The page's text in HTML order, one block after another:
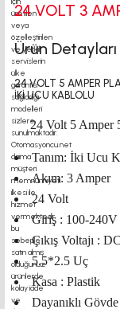
24 VOLT 3
Ürün Detayları
24 VOLT 5 AMPER
İKİ UCU KABLOLU
24 Volt 5 Amper
Tanım: İki Ucu
Akım: 3 Amper
24 Volt
Giriş : 100-
Çıkış Voltajı :
5.5*2.5 Uç
Kasa : Plastik
Dayanıklı Gövde